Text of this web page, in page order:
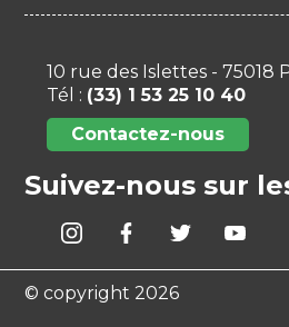
10 rue des Islettes - 75018
Tél : (33) 1 53 25 10 40
Contactez-nous
Suivez-nous sur
© copyright 2026